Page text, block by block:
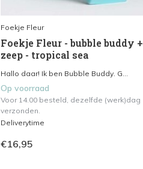
Foekje Fleur
Foekje Fleur - bubble buddy +
zeep - tropical sea
Hallo daar! Ik ben Bubble Buddy. G...
Op voorraad
Voor 14.00 besteld, dezelfde (werk)dag
verzonden.
Deliverytime
€16,95